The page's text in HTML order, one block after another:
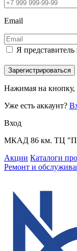
Email
Я
Зарегистрироваться
Нажимая на кнопку,
Уже есть аккаунт?
Вход
МКАД 86 км. ТЦ
Акции Каталоги
Ремонт и